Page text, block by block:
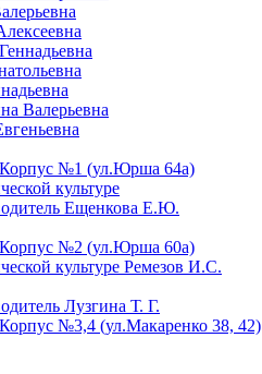
Валерьевна
Корпус №1 (ул.Юрша 64а)
культуре
Ещенкова Е.Ю.
Корпус №2 (ул.Юрша 60а)
культуре Ремезов И.С.
Лузгина Т. Г.
№3,4 (ул.Макаренко 38, 42)